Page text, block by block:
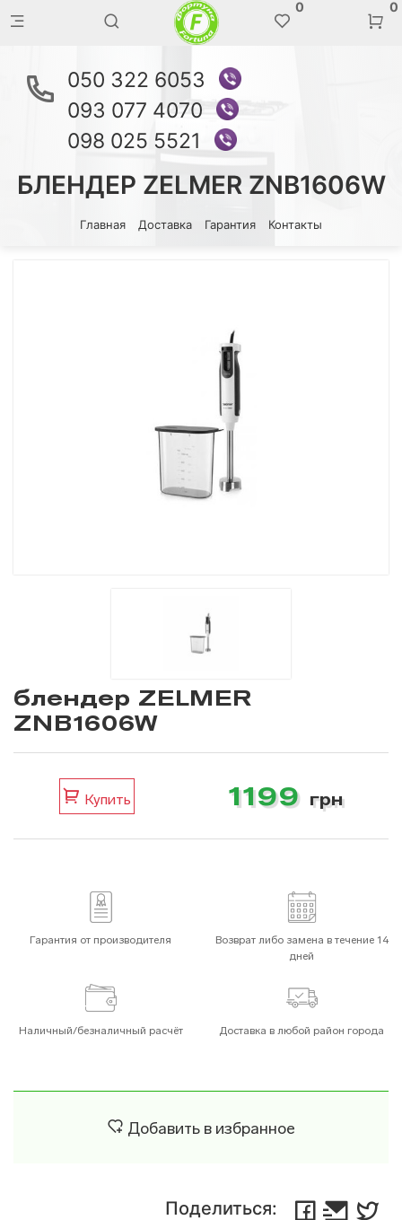
0 0
050 322 6053
093 077 4070
098 025 5521
БЛЕНДЕР ZELMER ZNB1606W
Главная Доставка Гарантия Контакты
блендер ZELMER
ZNB1606W
Купить 1199 грн
Гарантия от производителя
Возврат либо замена в течение 14
дней
Наличный/безналичный расчёт Доставка в любой район города
Добавить в избранное
Поделиться: